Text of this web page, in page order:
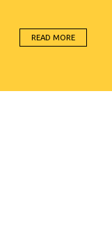
houding in
uit
ontkent de
of de
geschikt voor de
READ MORE